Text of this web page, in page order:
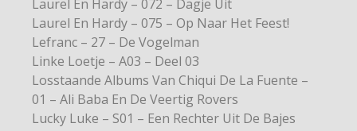
Laurel En Hardy – 072 – Dagje Uit
Laurel En Hardy – 075 – Op Naar Het Feest!
Lefranc – 27 – De Vogelman
Linke Loetje – A03 – Deel 03
Losstaande Albums Van Chiqui De La Fuente –
01 – Ali Baba En De Veertig Rovers
Lucky Luke – S01 – Een Rechter Uit De Bajes